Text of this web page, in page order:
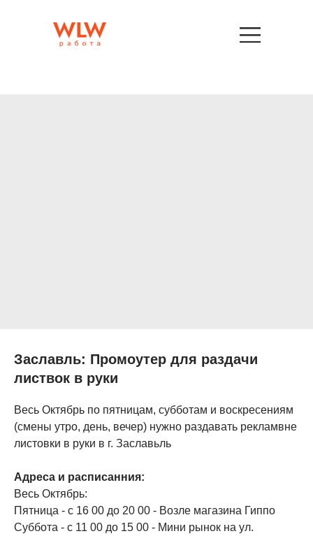
Заславль: Промоутер для раздачи
листвок в руки
Весь Октябрь по пятницам, субботам и воскресениям
(смены утро, день, вечер) нужно раздавать рекламвне
листовки в руки в г. Заславьль
Адреса и расписанния:
Весь Октябрь:
Пятница - с 16 00 до 20 00 - Возле магазина Гиппо
Суббота - с 11 00 до 15 00 - Мини рынок на ул.